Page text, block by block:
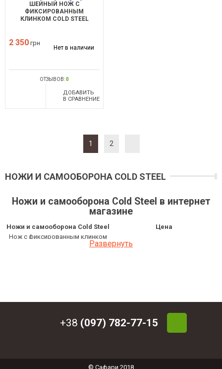
ШЕЙНЫЙ НОЖ С
ФИКСИРОВАННЫМ
КЛИНКОМ COLD STEEL
2 350 грн
Нет в наличии
ОТЗЫВОВ:0
ДОБАВИТЬ
В СРАВНЕНИЕ
1 2
НОЖИ И САМООБОРОНА COLD STEEL
Ножи и самооборона Cold Steel в интернет
магазине
Ножи и самооборона Cold Steel
Цена
Нож с фиксированным клинком
Cold Steel Recon Canadian Belt Knife
1 763.44 грн
Развернуть
+38 (097) 782-77-15
© Сафари 2018